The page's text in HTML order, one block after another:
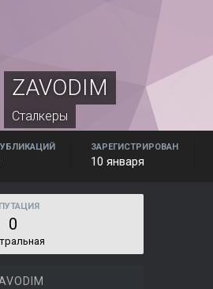
ZAVODIM
Сталкеры
ЗАРЕГИСТРИРОВАН
10 января
0